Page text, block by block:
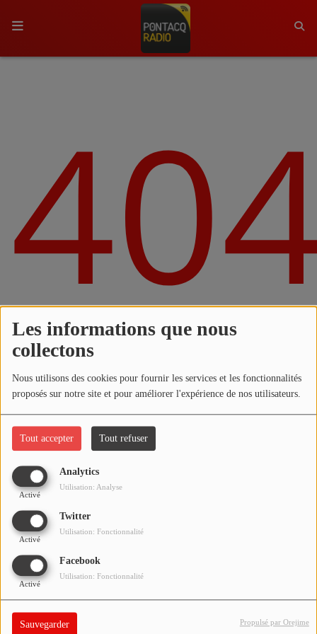
Les informations que nous
collectons
Nous utilisons des cookies pour fournir les services et les fonctionnalités
proposés sur notre site et pour améliorer l'expérience de nos utilisateurs.
Tout accepter Tout refuser
Analytics
Activé
Utilisation: Analyse
Twitter
Activé
Utilisation: Fonctionnalité
Facebook
Activé
Utilisation: Fonctionnalité
Sauvegarder Propulsé par Orejime
GRILLE DES PROGRAMMES
C'ÉTAIT QUOI CE TITRE ?
NOS PROGRAMMES COURTS
ARCHIVES - SAISONS PASSÉES
VOS ÉMISSIONS EN IMAGES
ANNONCEURS & ESPACE PRO
VOTRE PUBLICITÉ SUR PONTACQ RADIO
LOCATION DE STUDIOS
ÉDUCATION AUX MÉDIAS ET À
L'INFORMATION
EN QUOI ÇA CONSISTE ?
ÉCOUTEZ LES PRODUCTIONS
Oups, vous avez
rencontré une erreur.
Il semble que la page que vous recherchez n’existe plus.